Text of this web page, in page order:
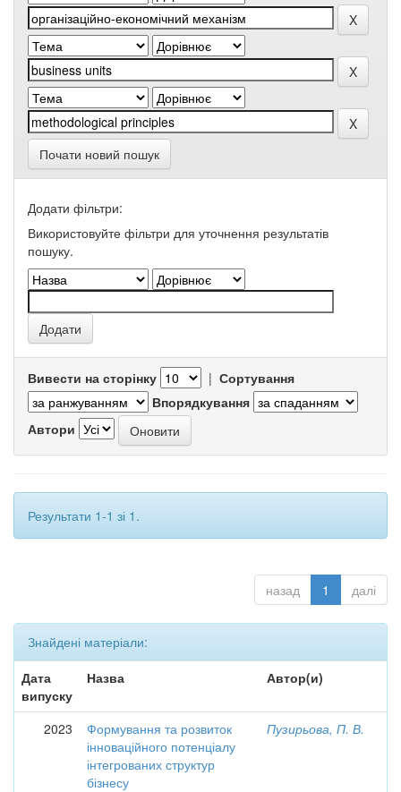
Почати новий пошук
Додати фільтри:
Використовуйте фільтри для уточнення результатів
пошуку.
Вивести на сторінку | Сортування
Впорядкування
Автори
Результати 1-1 зі 1.
назад 1 далі
Знайдені матеріали:
Дата
випуску
Назва Автор(и)
2023
Формування та розвиток
інноваційного потенціалу
інтегрованих структур
бізнесу
Пузирьова, П. В.